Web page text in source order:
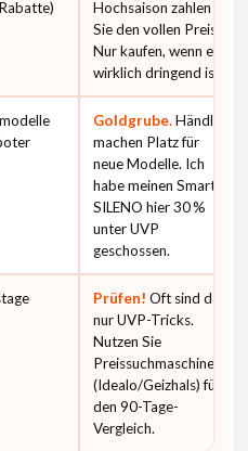
Hochsaison zahlen
Sie den vollen Preis.
Nur kaufen, wenn es
wirklich dringend ist.
Goldgrube.Händler
machen Platz für
neue Modelle. Ich
habe meinen Smart
SILENO hier 30 %
unter UVP
geschossen.
Prüfen! Oft sind das
nur UVP-Tricks.
Nutzen Sie
Preissuchmaschinen
(Idealo/Geizhals) für
den 90-Tage-
Vergleich.